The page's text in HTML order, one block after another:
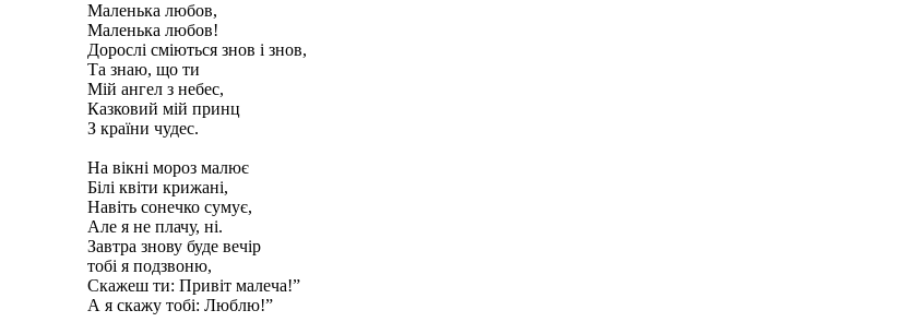
Маленька любов,
Маленька любов!
Дорослі сміються знов і знов,
Та знаю, що ти
Мій ангел з небес,
Казковий мій принц
З країни чудес.
На вікні мороз малює
Білі квіти крижані,
Навіть сонечко сумує,
Але я не плачу, ні.
Завтра знову буде вечір
тобі я подзвоню,
Скажеш ти: Привіт малеча!”
А я скажу тобі: Люблю!”